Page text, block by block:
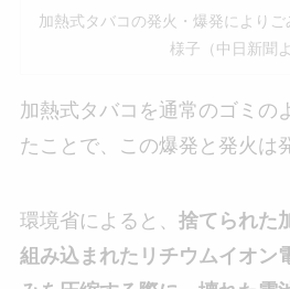
加熱式タバコの発火・爆発により
様子（中日新聞よ
加熱式タバコを通常のゴミの
たことで、この爆発と発火は
環境省によると、 捨てられた
組み込まれたリチウムイオン